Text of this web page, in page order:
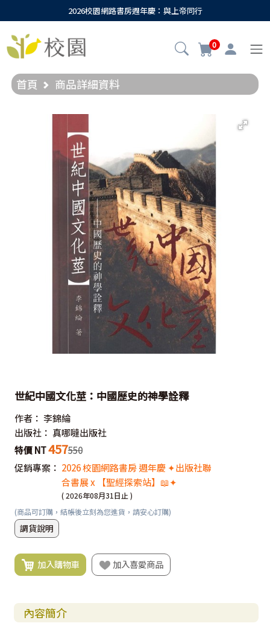
2026校園網路書房週年慶：與上帝同行
0
首頁 商品詳細資料
世紀中國文化莖：中國歷史的神學詮釋
作者： 李錦綸
出版社： 真哪噠出版社
特價 NT457550
促銷專案： 2026 校園網路書房 週年慶 ✦出版社聯
合書展 x 【聖經探索站】📖✦
( 2026年08月31日止 )
(商品可訂購，結帳後立刻為您進貨，請安心訂購)
調貨說明
加入購物車 加入喜愛商品
內容簡介